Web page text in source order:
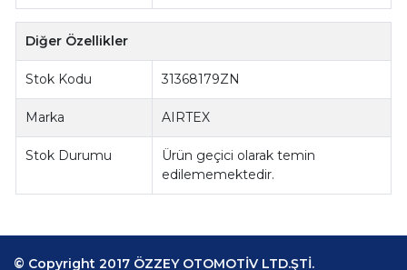
Diğer Özellikler
Stok Kodu 31368179ZN
Marka AIRTEX
Stok Durumu
Ürün geçici olarak temin
edilememektedir.
© Copyright 2017 ÖZZEY OTOMOTİV LTD.ŞTİ.